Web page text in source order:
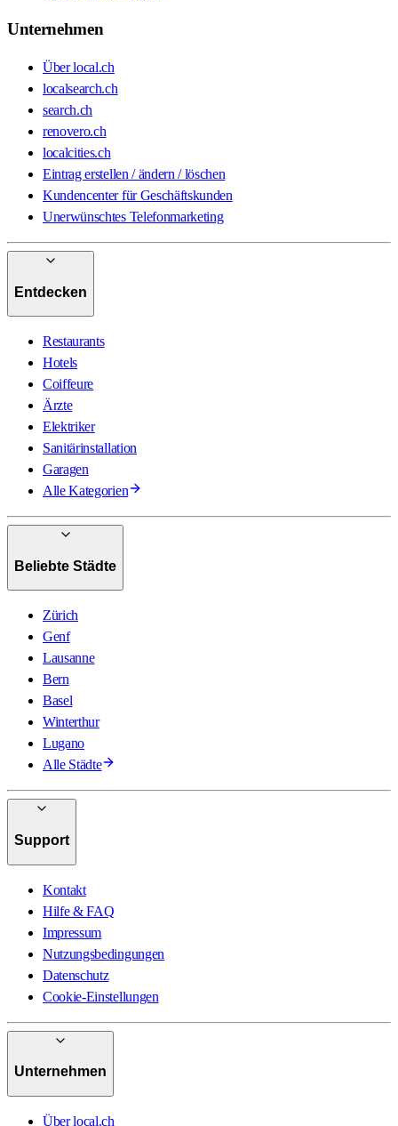
Unternehmen
Über local.ch
localsearch.ch
search.ch
renovero.ch
localcities.ch
Eintrag erstellen / ändern / löschen
Kundencenter für Geschäftskunden
Unerwünschtes Telefonmarketing
Entdecken
Restaurants
Hotels
Coiffeure
Ärzte
Elektriker
Sanitärinstallation
Garagen
Alle Kategorien
Beliebte Städte
Zürich
Genf
Lausanne
Bern
Basel
Winterthur
Lugano
Alle Städte
Support
Kontakt
Hilfe & FAQ
Impressum
Nutzungsbedingungen
Datenschutz
Cookie-Einstellungen
Unternehmen
Über local.ch